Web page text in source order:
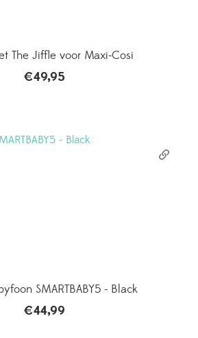
The Jiffle voor Maxi-Cosi
€49,95
SMARTBABY5 - Black
€44,99